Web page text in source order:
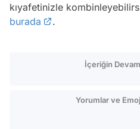
kıyafetinizle
burada
.
İçeriğin
Yorumlar ve